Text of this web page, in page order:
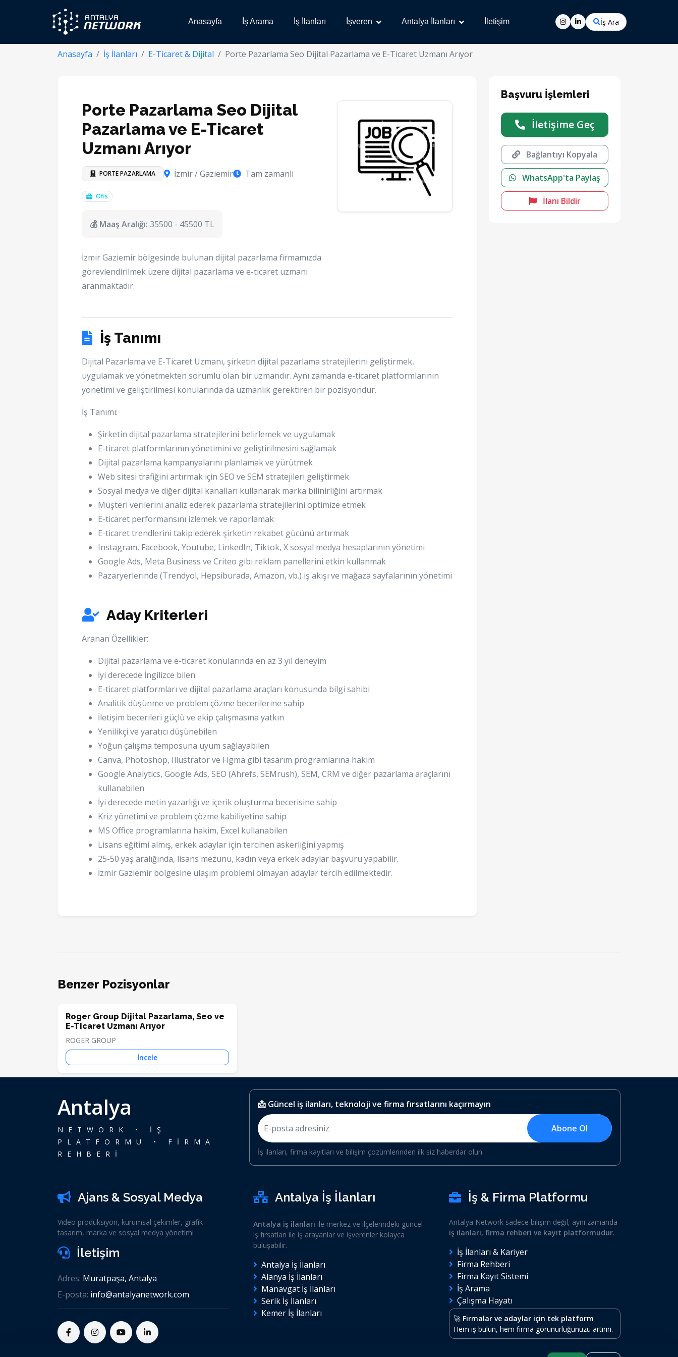
Anasayfa İş Arama İş İlanları İşveren Antalya İlanları İletişim İş Ara
Anasayfa İş İlanları E-Ticaret & Dijital Porte Pazarlama Seo Dijital Pazarlama ve E-Ticaret Uzmanı Arıyor
Porte Pazarlama Seo Dijital
Pazarlama ve E-Ticaret
Uzmanı Arıyor
PORTE PAZARLAMA İzmir / Gaziemir Tam zamanli
Ofis
💰 Maaş Aralığı: 35500 - 45500 TL
İzmir Gaziemir bölgesinde bulunan dijital pazarlama firmamızda
görevlendirilmek üzere dijital pazarlama ve e-ticaret uzmanı
aranmaktadır.
İş Tanımı
Dijital Pazarlama ve E-Ticaret Uzmanı, şirketin dijital pazarlama stratejilerini geliştirmek,
uygulamak ve yönetmekten sorumlu olan bir uzmandır. Aynı zamanda e-ticaret platformlarının
yönetimi ve geliştirilmesi konularında da uzmanlık gerektiren bir pozisyondur.
İş Tanımı:
Şirketin dijital pazarlama stratejilerini belirlemek ve uygulamak
E-ticaret platformlarının yönetimini ve geliştirilmesini sağlamak
Dijital pazarlama kampanyalarını planlamak ve yürütmek
Web sitesi trafiğini artırmak için SEO ve SEM stratejileri geliştirmek
Sosyal medya ve diğer dijital kanalları kullanarak marka bilinirliğini artırmak
Müşteri verilerini analiz ederek pazarlama stratejilerini optimize etmek
E-ticaret performansını izlemek ve raporlamak
E-ticaret trendlerini takip ederek şirketin rekabet gücünü artırmak
Instagram, Facebook, Youtube, LinkedIn, Tiktok, X sosyal medya hesaplarının yönetimi
Google Ads, Meta Business ve Criteo gibi reklam panellerini etkin kullanmak
Pazaryerlerinde (Trendyol, Hepsiburada, Amazon, vb.) iş akışı ve mağaza sayfalarının yönetimi
Aday Kriterleri
Aranan Özellikler:
Dijital pazarlama ve e-ticaret konularında en az 3 yıl deneyim
İyi derecede İngilizce bilen
E-ticaret platformları ve dijital pazarlama araçları konusunda bilgi sahibi
Analitik düşünme ve problem çözme becerilerine sahip
İletişim becerileri güçlü ve ekip çalışmasına yatkın
Yenilikçi ve yaratıcı düşünebilen
Yoğun çalışma temposuna uyum sağlayabilen
Canva, Photoshop, Illustrator ve Figma gibi tasarım programlarına hakim
Google Analytics, Google Ads, SEO (Ahrefs, SEMrush), SEM, CRM ve diğer pazarlama araçlarını
kullanabilen
İyi derecede metin yazarlığı ve içerik oluşturma becerisine sahip
Kriz yönetimi ve problem çözme kabiliyetine sahip
MS Office programlarına hakim, Excel kullanabilen
Lisans eğitimi almış, erkek adaylar için tercihen askerliğini yapmış
25-50 yaş aralığında, lisans mezunu, kadın veya erkek adaylar başvuru yapabilir.
İzmir Gaziemir bölgesine ulaşım problemi olmayan adaylar tercih edilmektedir.
Başvuru İşlemleri
İletişime Geç
Bağlantıyı Kopyala
WhatsApp'ta Paylaş
İlanı Bildir
Benzer Pozisyonlar
Roger Group Dijital Pazarlama, Seo ve
E-Ticaret Uzmanı Arıyor
ROGER GROUP
İncele
Antalya
NETWORK • İŞ
PLATFORMU • FİRMA
REHBERİ
📩 Güncel iş ilanları, teknoloji ve firma fırsatlarını kaçırmayın
Abone Ol
İş ilanları, firma kayıtları ve bilişim çözümlerinden ilk siz haberdar olun.
Ajans & Sosyal Medya
Video prodüksiyon, kurumsal çekimler, grafik
tasarım, marka ve sosyal medya yönetimi
İletişim
Adres: Muratpaşa, Antalya
E-posta: info@antalyanetwork.com
Antalya İş İlanları
Antalya iş ilanları ile merkez ve ilçelerindeki güncel
iş fırsatları ile iş arayanlar ve işverenler kolayca
buluşabilir.
Antalya İş İlanları
Alanya İş İlanları
Manavgat İş İlanları
Serik İş İlanları
Kemer İş İlanları
İş & Firma Platformu
Antalya Network sadece bilişim değil, aynı zamanda
iş ilanları, firma rehberi ve kayıt platformudur.
İş İlanları & Kariyer
Firma Rehberi
Firma Kayıt Sistemi
İş Arama
Çalışma Hayatı
🚀 Firmalar ve adaylar için tek platform
Hem iş bulun, hem firma görünürlüğünüzü artırın.